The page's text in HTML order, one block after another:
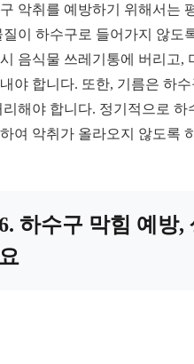
악취를 예방하기 위해서는
질이 하수구로 들어가지 않도
음식물 쓰레기통에 버리고,
야 합니다. 또한, 기름은 하
리해야 합니다. 정기적으로
여 악취가 올라오지 않도록
하수구 막힘 예방,